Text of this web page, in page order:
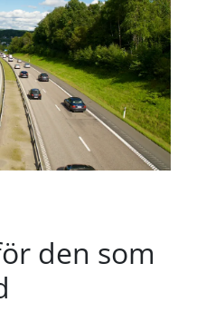
den som